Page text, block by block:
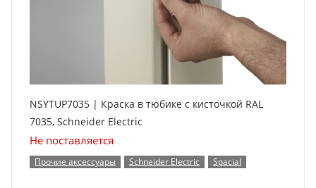
NSYTUP7035 | Краска в тюбике с кисточкой RAL
7035, Schneider Electric
Не поставляется
Прочие аксессуары Schneider Electric Spacial